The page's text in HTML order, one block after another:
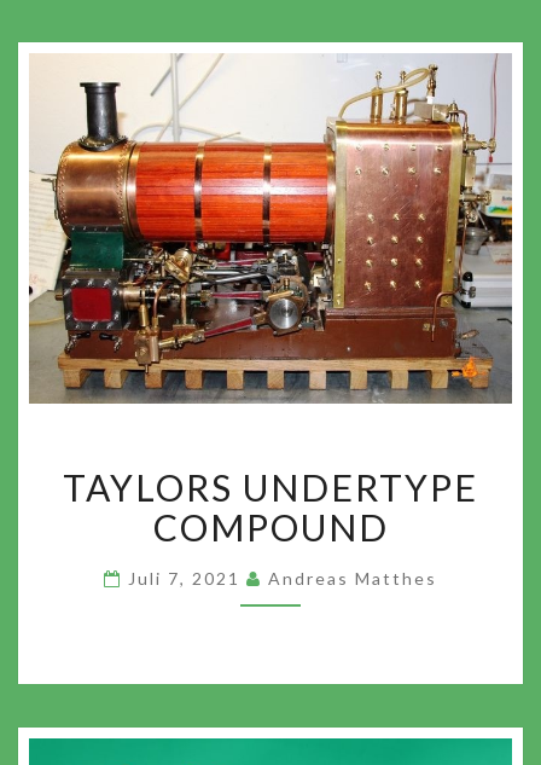
UNDERTYPE
COMPOUND
TAYLORS UNDERTYPE
COMPOUND
Juli 7, 2021 Andreas Matthes